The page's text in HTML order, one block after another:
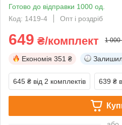
Готово до відправки 1000 од.
Код: 1419-4
Опт і роздріб
649 ₴/комплект 1 000
Економія 351 ₴
645 ₴ від 2 комплектів 639 ₴